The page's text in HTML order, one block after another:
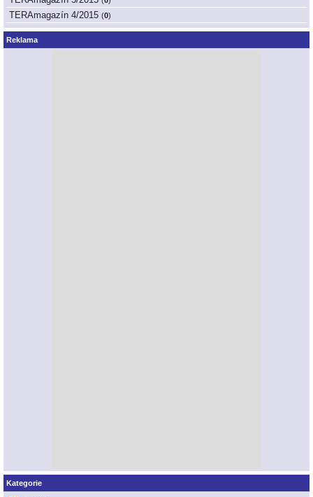
TERAmagazín 4/2015 (0)
Reklama
Kategorie